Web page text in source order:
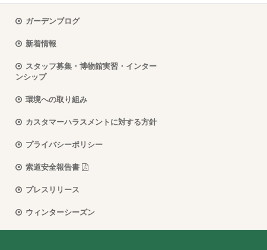
ガーデンブログ
新着情報
スタッフ募集・博物館実習・インター
ンシップ
環境への取り組み
カスタマーハラスメントに対する方針
プライバシーポリシー
索道安全報告書
プレスリリース
ウィンターシーズン